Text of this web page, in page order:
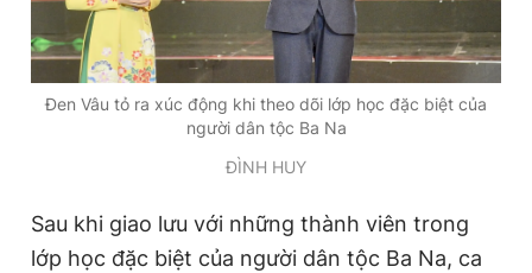
Đen Vâu tỏ ra xúc động khi theo dõi lớp học đặc biệt của
người dân tộc Ba Na
ĐÌNH HUY
Sau khi giao lưu với những thành viên trong
lớp học đặc biệt của người dân tộc Ba Na, ca